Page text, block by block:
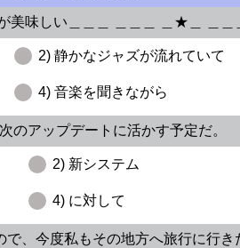
美味しい＿＿＿ ＿＿＿ ＿★＿ ＿＿
2) 静かなジャズが流れていて
4) 音楽を聞きながら
のアップデートに活かす予定だ。
2) 新システム
4) に対して
、今度私もその地方へ旅行に行き